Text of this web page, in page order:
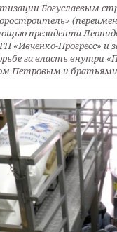
Богуслаевым
президента
«Ивченко-Прогресс» и
за власть внутри
Петровым и